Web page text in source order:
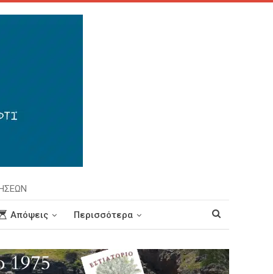
Απόψεις Περισσότερα